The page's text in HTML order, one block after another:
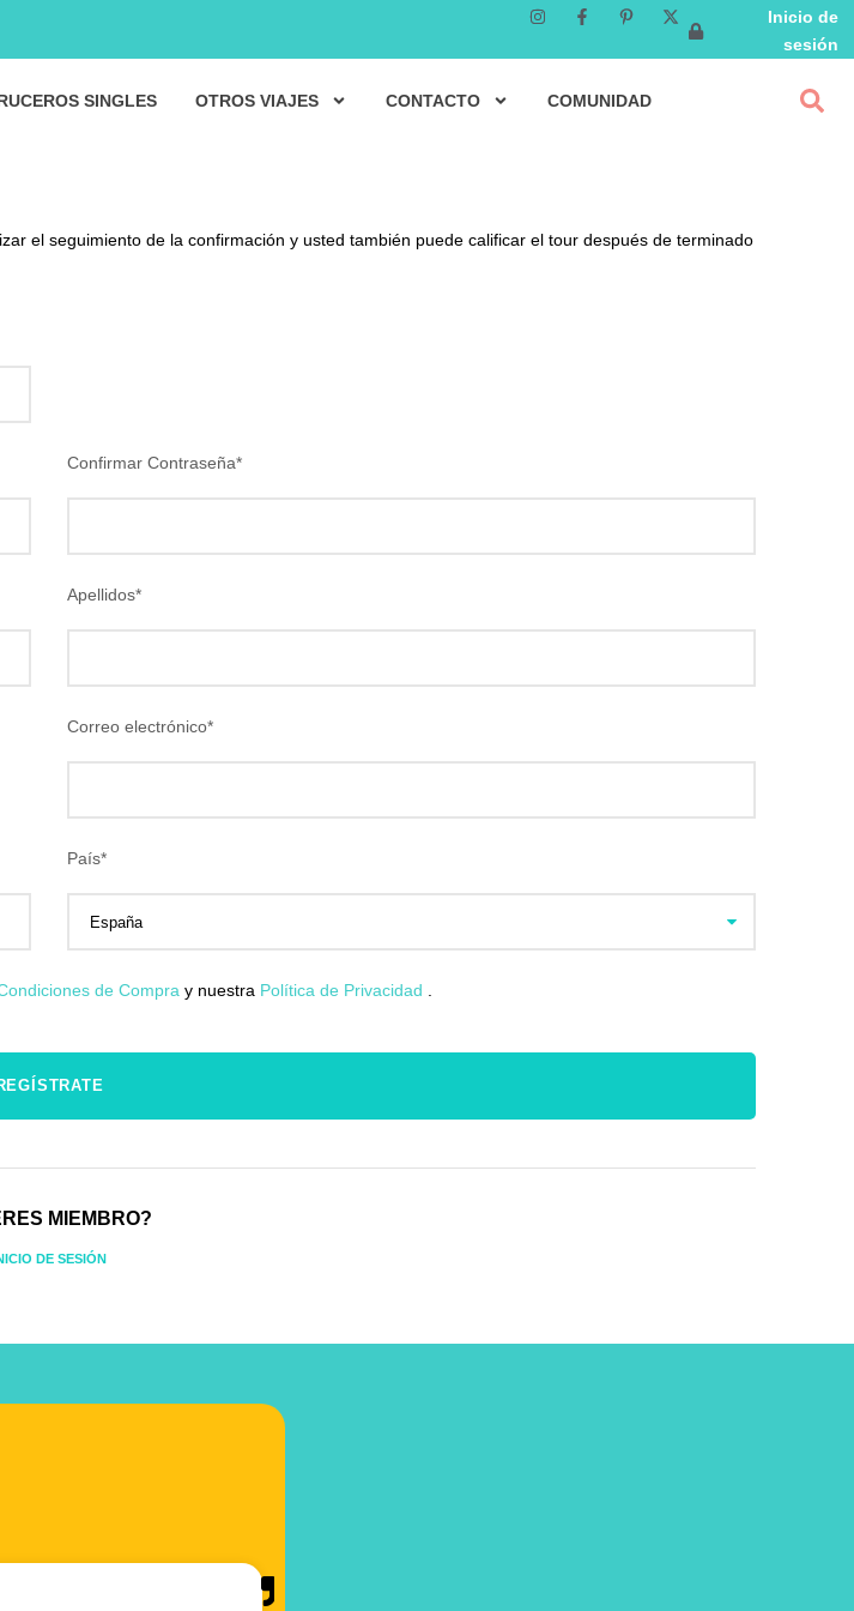
Inicio de
sesión
SINGLES OTROS VIAJES CONTACTO COMUNIDAD
el seguimiento de la confirmación y usted también puede calificar el tour después de terminado
Confirmar Contraseña*
Apellidos*
Correo electrónico*
País*
de Compra y nuestra Política de Privacidad
MIEMBRO?
DE SESIÓN